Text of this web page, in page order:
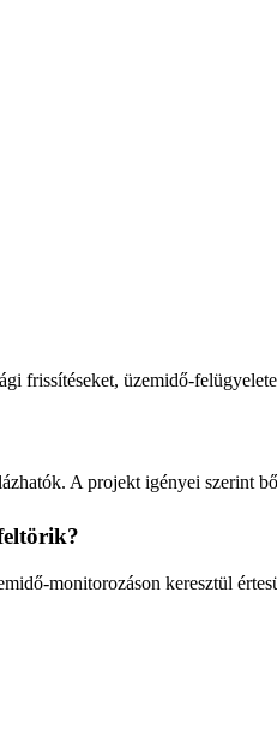
frissítéseket, üzemidő-
A projekt igényei szerint
monitorozáson keresztül